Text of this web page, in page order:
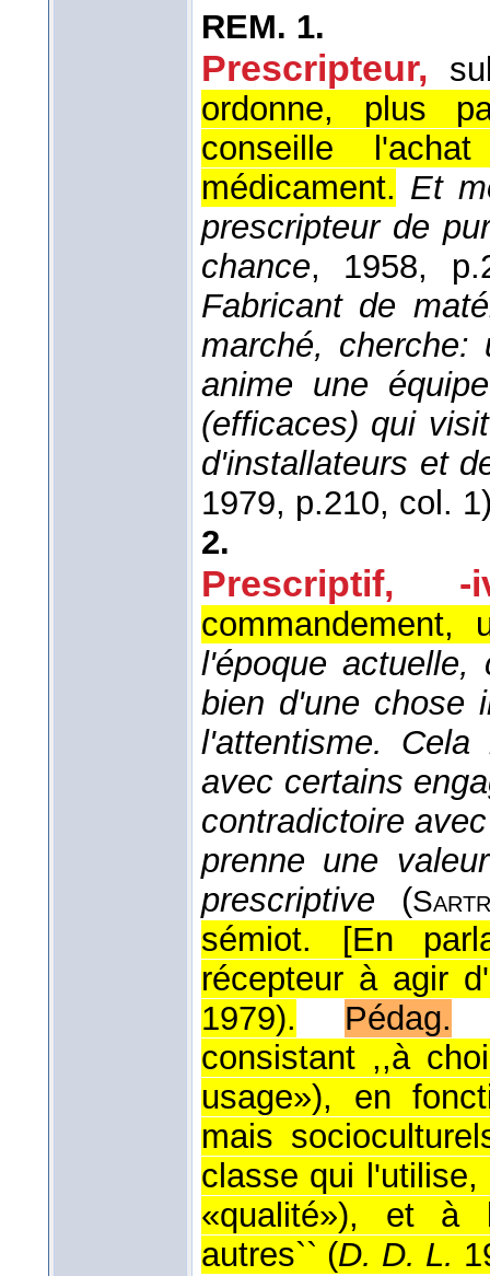
REM. 1.
Prescripteur,
ordonne, plus
conseille
médicament. Et
prescripteur de
chance, 1958,
Fabricant de
marché, cherche:
anime une
(efficaces) qui
d'installateurs et
1979, p.210, col.
2.
Prescriptif, -
commandement,
l'époque
bien d'une chose
l'attentisme. Cela
avec certains
contradictoire
prenne une
prescriptive (
sémiot. [En
récepteur à agir
1979).
Pédag.
consistant ,,à
usage»), en
mais
classe qui
«qualité»), et à
autres`` (D. D. L.